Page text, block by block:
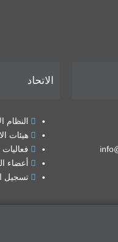
الاتحاد
النظام
هيئات
أعضاء
تسجيل